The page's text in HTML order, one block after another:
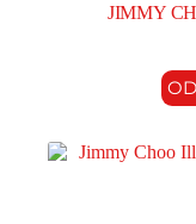
JIMMY